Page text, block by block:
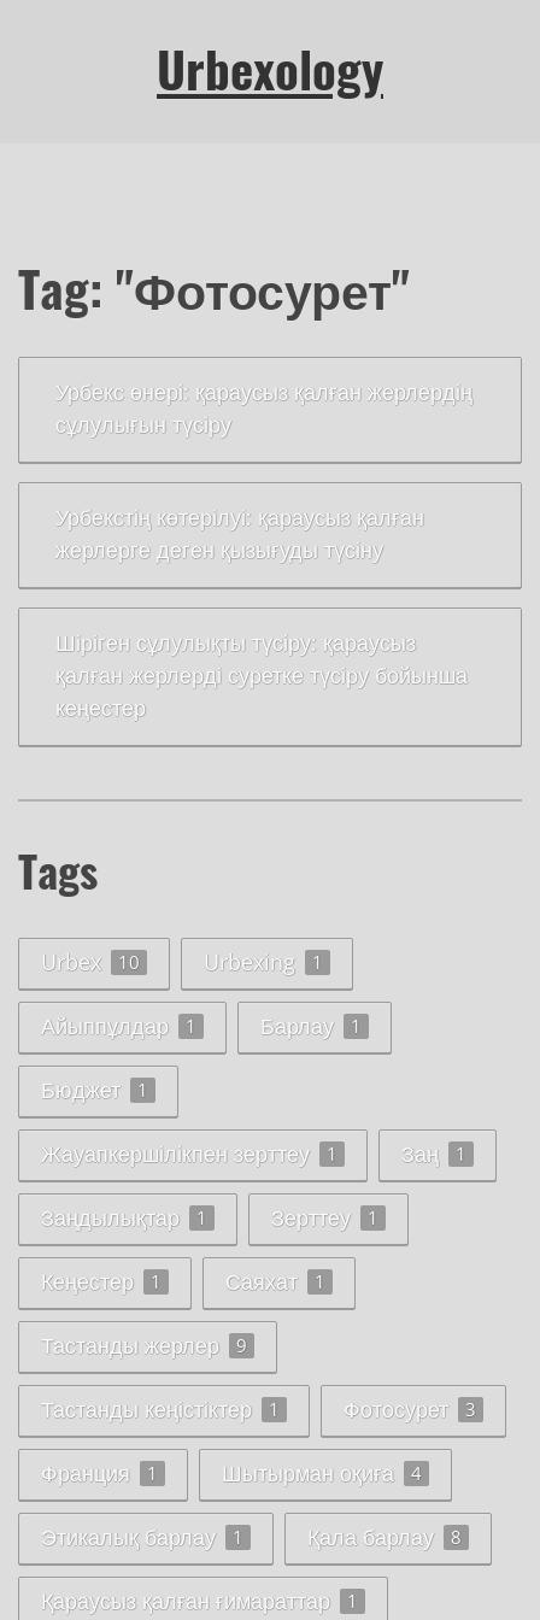
Urbexology
Tag: "Фотосурет"
Урбекс өнері: қараусыз қалған жерлердің
сұлулығын түсіру
Урбекстің көтерілуі: қараусыз қалған
жерлерге деген қызығуды түсіну
Шіріген сұлулықты түсіру: қараусыз
қалған жерлерді суретке түсіру бойынша
кеңестер
Tags
Urbex 10 Urbexing 1
Айыппұлдар 1 Барлау 1
Бюджет 1
Жауапкершілікпен зерттеу 1 Заң 1
Заңдылықтар 1 Зерттеу 1
Кеңестер 1 Саяхат 1
Тастанды жерлер 9
Тастанды кеңістіктер 1 Фотосурет 3
Франция 1 Шытырман оқиға 4
Этикалық барлау 1 Қала барлау 8
Қараусыз қалған ғимараттар 1